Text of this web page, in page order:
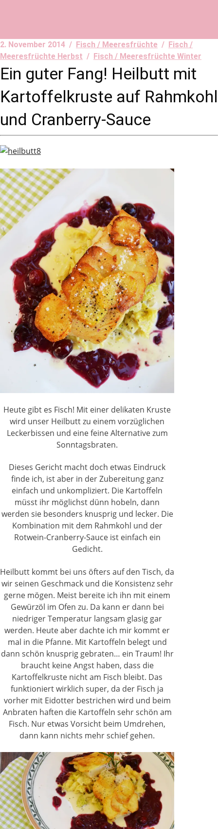
2. November 2014 / Fisch / Meeresfrüchte / Fisch /
Meeresfrüchte Herbst / Fisch / Meeresfrüchte Winter
Ein guter Fang! Heilbutt mit
Kartoffelkruste auf Rahmkohl
und Cranberry-Sauce
Heute gibt es Fisch! Mit einer delikaten Kruste
wird unser Heilbutt zu einem vorzüglichen
Leckerbissen und eine feine Alternative zum
Sonntagsbraten.
Dieses Gericht macht doch etwas Eindruck
finde ich, ist aber in der Zubereitung ganz
einfach und unkompliziert. Die Kartoffeln
müsst ihr möglichst dünn hobeln, dann
werden sie besonders knusprig und lecker. Die
Kombination mit dem Rahmkohl und der
Rotwein-Cranberry-Sauce ist einfach ein
Gedicht.
Heilbutt kommt bei uns öfters auf den Tisch, da
wir seinen Geschmack und die Konsistenz sehr
gerne mögen. Meist bereite ich ihn mit einem
Gewürzöl im Ofen zu. Da kann er dann bei
niedriger Temperatur langsam glasig gar
werden. Heute aber dachte ich mir kommt er
mal in die Pfanne. Mit Kartoffeln belegt und
dann schön knusprig gebraten… ein Traum! Ihr
braucht keine Angst haben, dass die
Kartoffelkruste nicht am Fisch bleibt. Das
funktioniert wirklich super, da der Fisch ja
vorher mit Eidotter bestrichen wird und beim
Anbraten haften die Kartoffeln sehr schön am
Fisch. Nur etwas Vorsicht beim Umdrehen,
dann kann nichts mehr schief gehen.